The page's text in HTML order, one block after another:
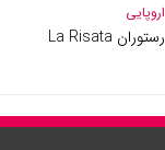
اروپایی
رستوران La Risata